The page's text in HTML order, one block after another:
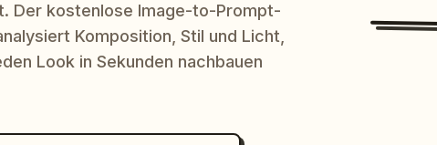
Der kostenlose Image-to-Prompt-
Komposition, Stil und Licht,
Look in Sekunden nachbauen